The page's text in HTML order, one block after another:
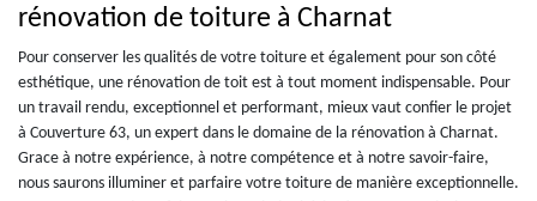
rénovation de toiture à Charnat
Pour conserver les qualités de votre toiture et également pour son côté
esthétique, une rénovation de toit est à tout moment indispensable. Pour
un travail rendu, exceptionnel et performant, mieux vaut confier le projet
à Couverture 63, un expert dans le domaine de la rénovation à Charnat.
Grace à notre expérience, à notre compétence et à notre savoir-faire,
nous saurons illuminer et parfaire votre toiture de manière exceptionnelle.